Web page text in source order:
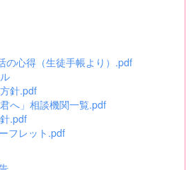
心得（生徒手帳より）.pdf
針.pdf
へ」相談機関一覧.pdf
.pdf
フレット.pdf